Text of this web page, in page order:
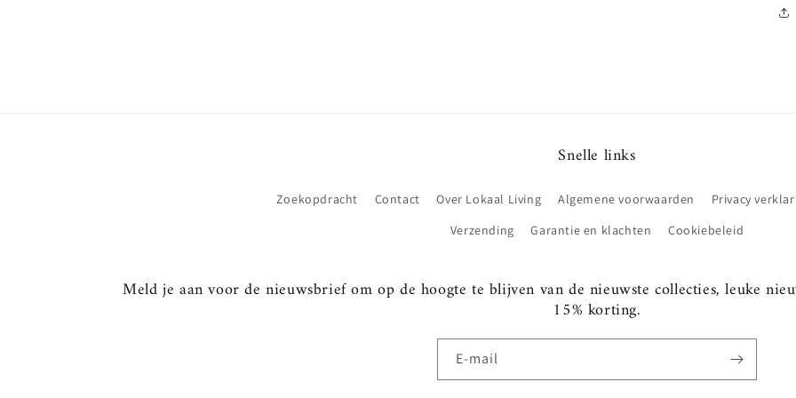
Snelle links
Zoekopdracht Contact Over Lokaal Living Algemene voorwaarden Privacy
Verzending
Garantie en klachten Cookiebeleid
Meld je aan voor de nieuwsbrief om op de hoogte te blijven van de nieuwste collecties, leuke
15% korting.
E‑mail